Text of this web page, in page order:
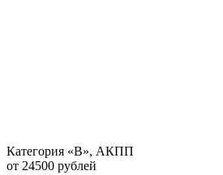
Категория «В», АКПП
от 24500 рублей